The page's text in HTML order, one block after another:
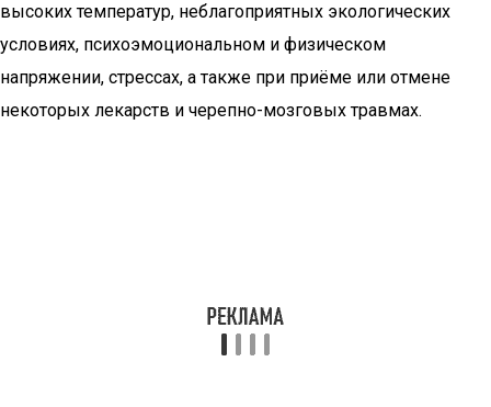
высоких температур, неблагоприятных экологических
условиях, психоэмоциональном и физическом
напряжении, стрессах, а также при приёме или отмене
некоторых лекарств и черепно-мозговых травмах.